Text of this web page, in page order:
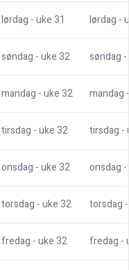
lørdag - uke31 lørdag -
søndag - uke32 søndag
mandag - uke32 mandag
tirsdag - uke32 tirsdag -
onsdag - uke32 onsdag
torsdag - uke32 torsdag
fredag - uke32 fredag -